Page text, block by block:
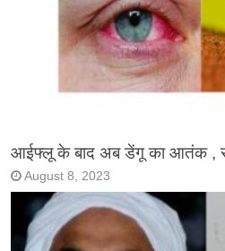
आईफ्लू के बाद अब डेंगू का आतंक ,
August 8, 2023